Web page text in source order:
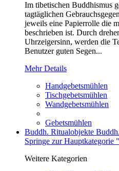
Im tibetischen Buddhismus
tagtäglichen
jeweils eine Papierrolle die
beschrieben ist. Durch
Uhrzeigersinn, werden die
Benutzer guten Segen...
Mehr Details
Handgebetsmühlen
Tischgebetsmühlen
Wandgebetsmühlen
Gebetsmühlen
Buddh. Ritualobjekte
Springe zur Hauptkategorie
Weitere Kategorien